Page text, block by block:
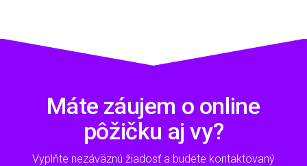
Máte záujem o online
pôžičku aj vy?
Vyplňte nezáväznú žiadosť a budete kontaktovaný